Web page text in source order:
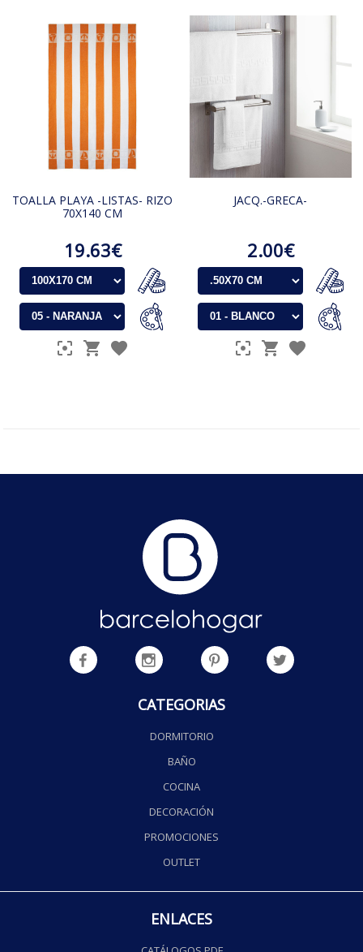
TOALLA PLAYA -LISTAS- RIZO
70X140 CM
19.63€
JACQ.-GRECA-
2.00€
CATEGORIAS
DORMITORIO
BAÑO
COCINA
DECORACIÓN
PROMOCIONES
OUTLET
ENLACES